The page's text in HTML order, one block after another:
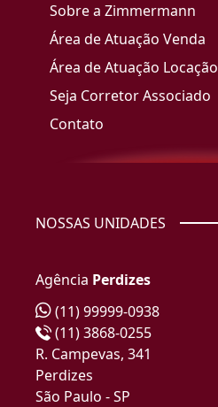
Sobre a Zimmermann
Área de Atuação Venda
Área de Atuação Locação
Seja Corretor Associado
Contato
NOSSAS UNIDADES
Agência Perdizes
(11) 99999-0938
(11) 3868-0255
R. Campevas, 341
Perdizes
São Paulo - SP